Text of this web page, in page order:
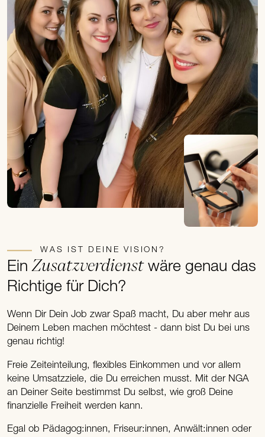
WAS IST DEINE VISION?
EinZusatzverdienstwäre genau das
Richtige für Dich?
Wenn Dir Dein Job zwar Spaß macht, Du aber mehr aus
Deinem Leben machen möchtest - dann bist Du bei uns
genau richtig!
Freie Zeiteinteilung, flexibles Einkommen und vor allem
keine Umsatzziele, die Du erreichen musst. Mit der NGA
an Deiner Seite bestimmst Du selbst, wie groß Deine
finanzielle Freiheit werden kann.
Egal ob Pädagog:innen, Friseur:innen, Anwält:innen oder